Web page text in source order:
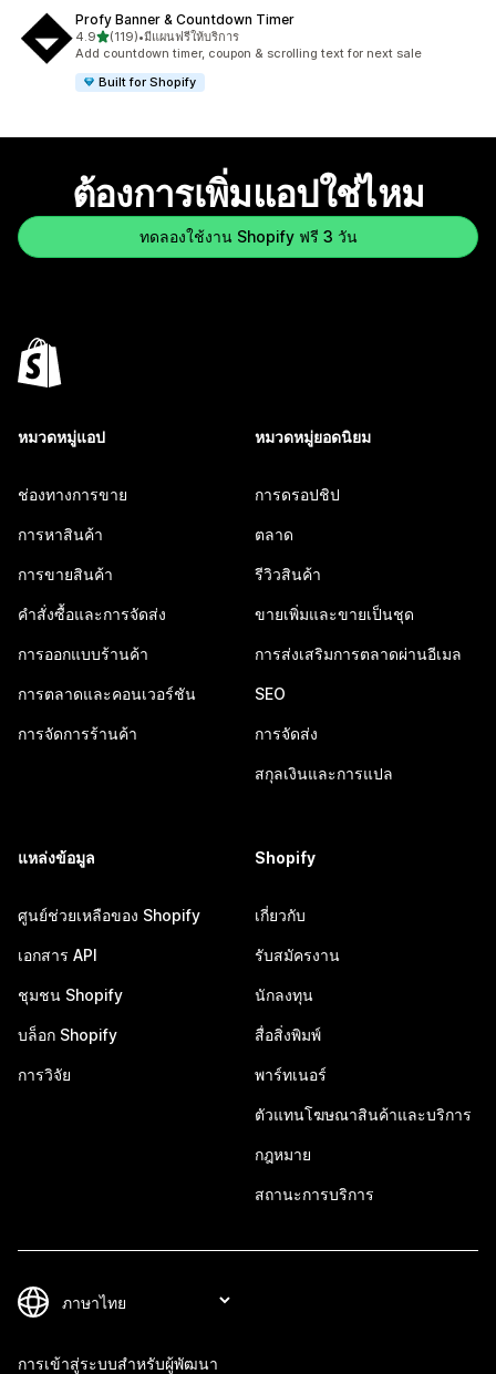
Profy Banner & Countdown Timer
4.9เต็ม 5 ดาว
(119)
ทั้งหมด 119 รีวิว
•มีแผนฟรีให้บริการ
Add countdown timer, coupon & scrolling text for next sale
Built for Shopify
ต้องการเพิ่มแอปใช่ไหม
ทดลองใช้งาน Shopify ฟรี 3 วัน
หมวดหมู่แอป
ช่องทางการขาย
การหาสินค้า
การขายสินค้า
คำสั่งซื้อและการจัดส่ง
การออกแบบร้านค้า
การตลาดและคอนเวอร์ชัน
การจัดการร้านค้า
หมวดหมู่ยอดนิยม
การดรอปชิป
ตลาด
รีวิวสินค้า
ขายเพิ่มและขายเป็นชุด
การส่งเสริมการตลาดผ่านอีเมล
SEO
การจัดส่ง
สกุลเงินและการแปล
แหล่งข้อมูล
ศูนย์ช่วยเหลือของ Shopify
เอกสาร API
ชุมชน Shopify
บล็อก Shopify
การวิจัย
Shopify
เกี่ยวกับ
รับสมัครงาน
นักลงทุน
สื่อสิ่งพิมพ์
พาร์ทเนอร์
ตัวแทนโฆษณาสินค้าและบริการ
กฎหมาย
สถานะการบริการ
การเข้าสู่ระบบสำหรับผู้พัฒนา